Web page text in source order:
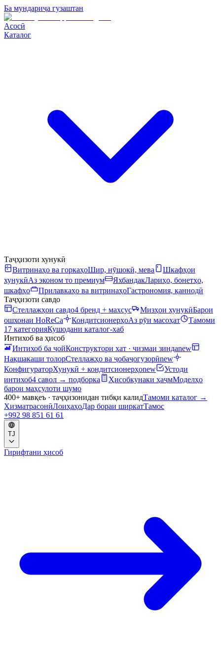
Ба мундариҷа гузаштан
Асосӣ
Каталог
Таҷҳизоти хунукӣ
Витринаҳо ва горкаҳоШир, нӯшокӣ, мева
Шкафҳои
хунукӣАз эконом то премиум ЯхбандакЛариҳо, бонетҳо,
шкафҳо
Прилавкаҳо ва витринаҳоГастрономия, қаннодӣ
Таҷҳизоти савдо
Стеллажҳои савдо4 бренд + махсус Мизҳои хунукӣБарои
ошхонаи HoReCa
КондитсионерҳоАз рӯи масоҳат
Тамоми
17 категорияКушодани каталог-хаб
Интихоб ва ҳисоб
Интихоб ба ҷойКонструктори хат · чизмаи зиндаnew
Нақшакаши толорСтеллажҳо ва ҷобаҷогузорӣnew
КонфигураторХунукӣ + кондитсионерҳоnew
Устоди
интихоб4 савол → подборка Ҳисобкунаки ҳаҷмМоделҳо
барои маҳсулоти шумо
400+ мавқеъ · таҷҳизонидан тибқи калидТамоми каталог →
ХизматрасонӣЛоиҳаҳоДар бораи ширкатТамос
+992 98 851 61 61
TJ
Гирифтани ҳисоб